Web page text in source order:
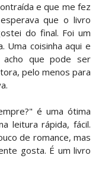
e que me fez
que o livro
do final. Foi um
Uma coisinha aqui e
que pode ser
pelo menos para
é uma ótima
leitura rápida, fácil.
de romance, mas
gosta. É um livro